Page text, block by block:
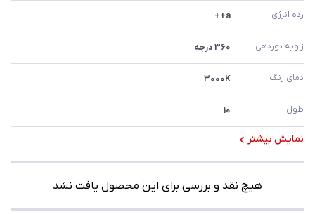
رده انرژی a++
زاویه نوردهی 360 درجه
دمای رنگ 3000K
طول 10
نمایش بیشتر
هیچ نقد و بررسی برای این محصول یافت نشد